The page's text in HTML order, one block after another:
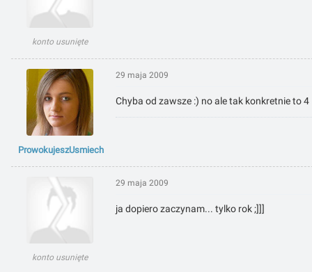
konto usunięte
ProwokujeszUsmiech
29 maja 2009
Chyba od zawsze :) no ale tak konkretnie to
konto usunięte
29 maja 2009
ja dopiero zaczynam... tylko rok ;]]]